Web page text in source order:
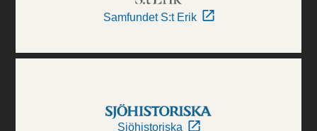
Samfundet S:t Erik
Sjöhistoriska